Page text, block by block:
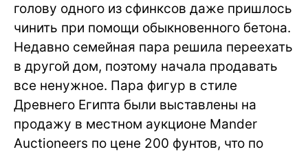
голову одного из сфинксов даже пришлось
чинить при помощи обыкновенного бетона.
Недавно семейная пара решила переехать
в другой дом, поэтому начала продавать
все ненужное. Пара фигур в стиле
Древнего Египта были выставлены на
продажу в местном аукционе Mander
Auctioneers по цене 200 фунтов, что по